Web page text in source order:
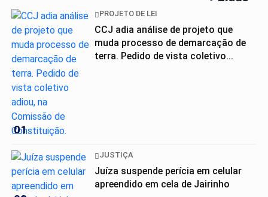
01
PROJETO DE LEI
CCJ adia análise de projeto que
muda processo de demarcação de
terra. Pedido de vista coletivo...
JUSTIÇA
Juíza suspende perícia em celular
apreendido em cela de Jairinho